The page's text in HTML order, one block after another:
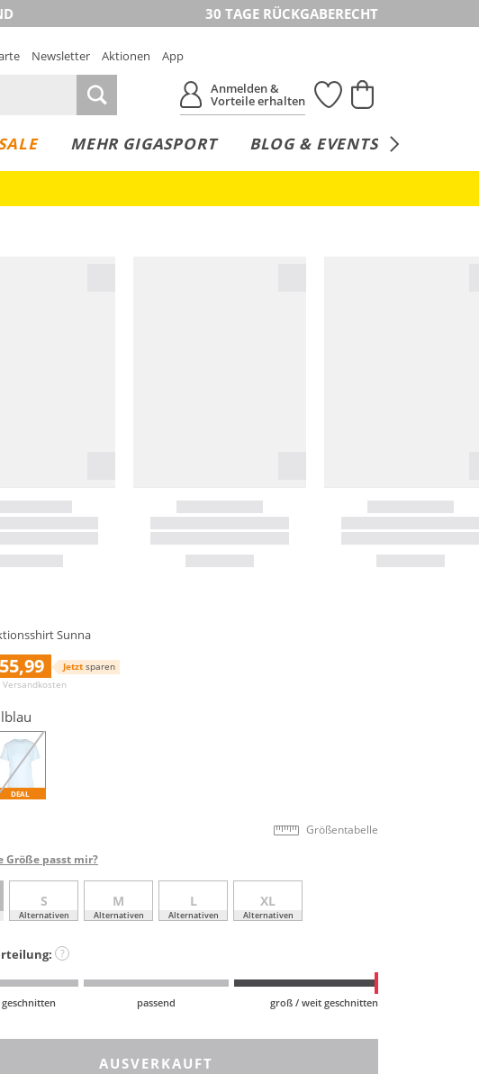
30 TAGE RÜCKGABERECHT
Newsletter Aktionen
App
Anmelden &
Vorteile erhalten
MEHR GIGASPORT BLOG & EVENTS
Sunna
55,99 Jetzt sparen
Versandkosten
DEAL
Größentabelle
Größe passt mir?
S
Alternativen
M
Alternativen
L
Alternativen
XL
Alternativen
?
passend groß / weit geschnitten
AUSVERKAUFT